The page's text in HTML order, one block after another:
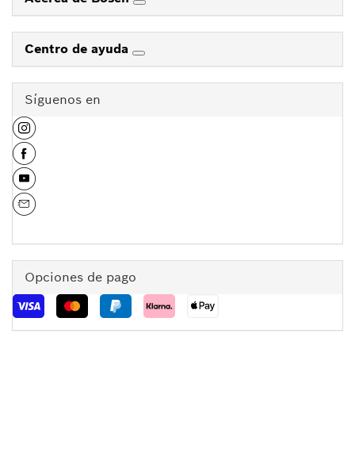
Centro de ayuda
Síguenos en
Opciones de pago